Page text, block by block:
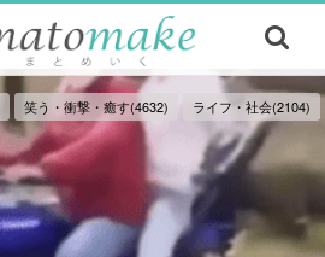
笑う・衝撃・癒す(4632) ライフ・社会(2104)